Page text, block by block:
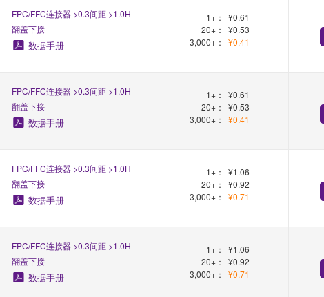
FPC/FFC连接器 >0.3间距 >1.0H
翻盖下接
数据手册
1+：
¥0.61
20+：
¥0.53
3,000+：
¥0.41
FPC/FFC连接器 >0.3间距 >1.0H
翻盖下接
数据手册
1+：
¥0.61
20+：
¥0.53
3,000+：
¥0.41
FPC/FFC连接器 >0.3间距 >1.0H
翻盖下接
数据手册
1+：
¥1.06
20+：
¥0.92
3,000+：
¥0.71
FPC/FFC连接器 >0.3间距 >1.0H
翻盖下接
数据手册
1+：
¥1.06
20+：
¥0.92
3,000+：
¥0.71